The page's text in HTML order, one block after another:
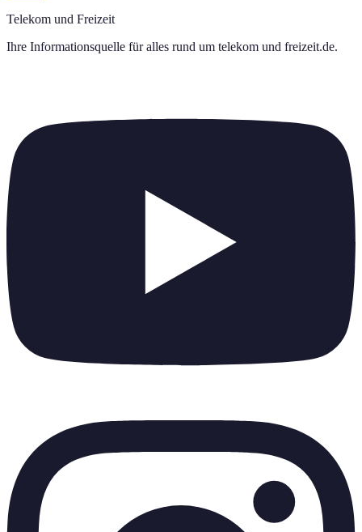
Telekom und Freizeit
Ihre Informationsquelle für alles rund um telekom und freizeit.de.